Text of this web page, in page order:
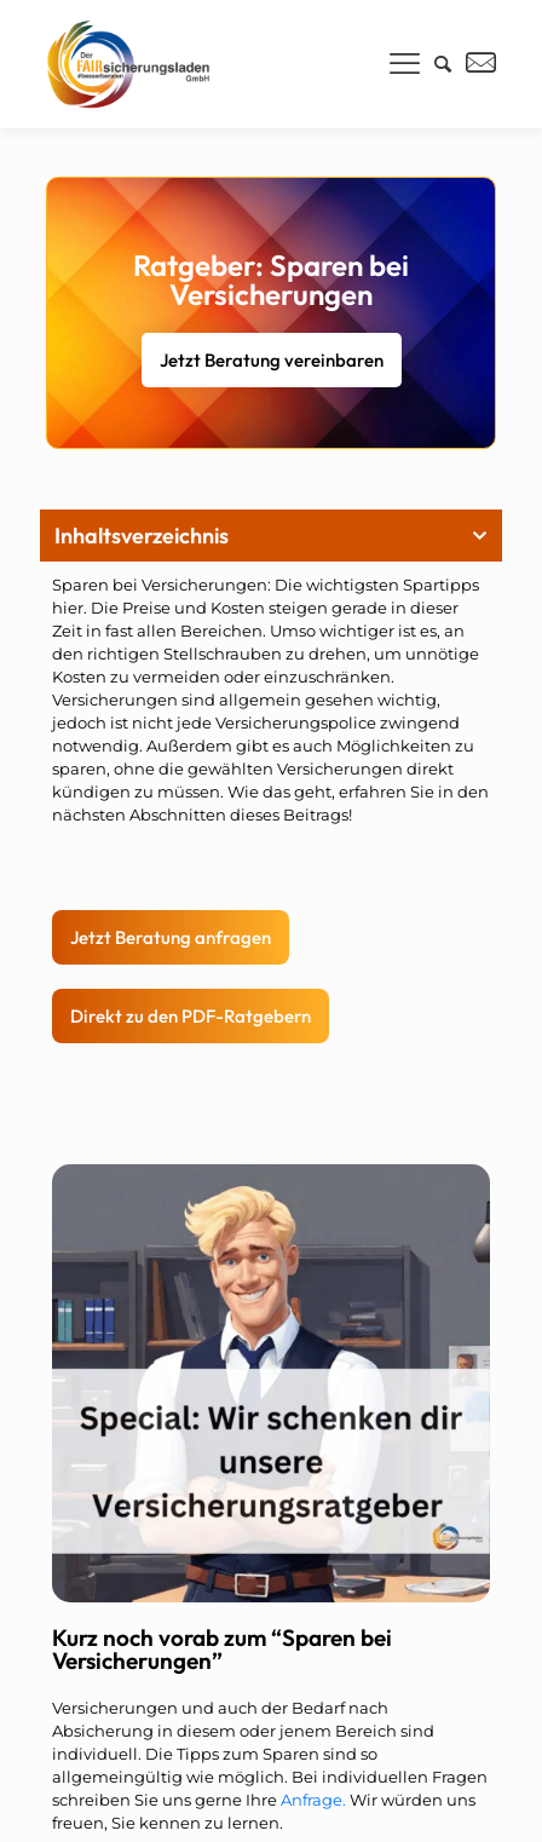
Ratgeber: Sparen bei
Versicherungen
Jetzt Beratung vereinbaren
Sparen bei Versicherungen: Die wichtigsten Spartipps
hier. Die Preise und Kosten steigen gerade in dieser
Zeit in fast allen Bereichen. Umso wichtiger ist es, an
den richtigen Stellschrauben zu drehen, um unnötige
Kosten zu vermeiden oder einzuschränken.
Versicherungen sind allgemein gesehen wichtig,
jedoch ist nicht jede Versicherungspolice zwingend
notwendig. Außerdem gibt es auch Möglichkeiten zu
sparen, ohne die gewählten Versicherungen direkt
kündigen zu müssen. Wie das geht, erfahren Sie in den
nächsten Abschnitten dieses Beitrags!
Jetzt Beratung anfragen
Direkt zu den PDF-Ratgebern
Inhaltsverzeichnis
Kurz noch vorab zum “Sparen bei
Versicherungen”
Versicherungen und auch der Bedarf nach
Absicherung in diesem oder jenem Bereich sind
individuell. Die Tipps zum Sparen sind so
allgemeingültig wie möglich. Bei individuellen Fragen
schreiben Sie uns gerne IhreAnfrage. Wir würden uns
freuen, Sie kennen zu lernen.